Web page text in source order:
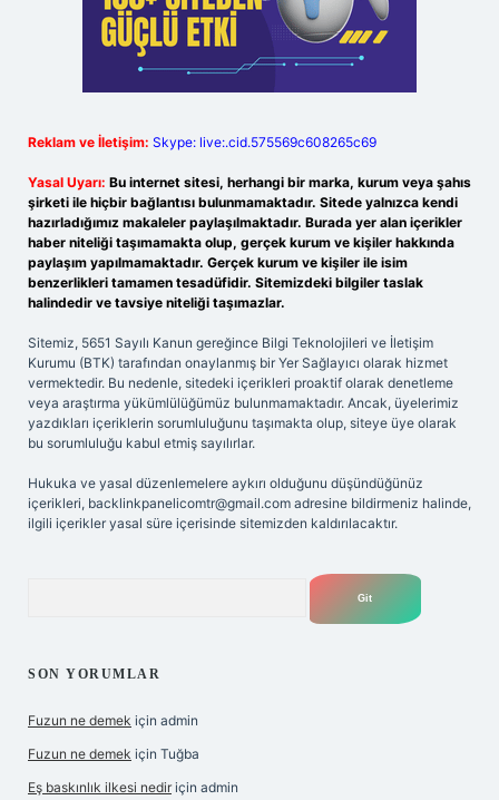
Reklam ve İletişim: Skype: live:.cid.575569c608265c69
Yasal Uyarı: Bu internet sitesi, herhangi bir marka, kurum veya şahıs
şirketi ile hiçbir bağlantısı bulunmamaktadır. Sitede yalnızca kendi
hazırladığımız makaleler paylaşılmaktadır. Burada yer alan içerikler
haber niteliği taşımamakta olup, gerçek kurum ve kişiler hakkında
paylaşım yapılmamaktadır. Gerçek kurum ve kişiler ile isim
benzerlikleri tamamen tesadüfidir. Sitemizdeki bilgiler taslak
halindedir ve tavsiye niteliği taşımazlar.
Sitemiz, 5651 Sayılı Kanun gereğince Bilgi Teknolojileri ve İletişim
Kurumu (BTK) tarafından onaylanmış bir Yer Sağlayıcı olarak hizmet
vermektedir. Bu nedenle, sitedeki içerikleri proaktif olarak denetleme
veya araştırma yükümlülüğümüz bulunmamaktadır. Ancak, üyelerimiz
yazdıkları içeriklerin sorumluluğunu taşımakta olup, siteye üye olarak
bu sorumluluğu kabul etmiş sayılırlar.
Hukuka ve yasal düzenlemelere aykırı olduğunu düşündüğünüz
içerikleri, backlinkpanelicomtr@gmail.com adresine bildirmeniz halinde,
ilgili içerikler yasal süre içerisinde sitemizden kaldırılacaktır.
SON YORUMLAR
Fuzun ne demek için admin
Fuzun ne demek için Tuğba
Eş baskınlık ilkesi nedir için admin